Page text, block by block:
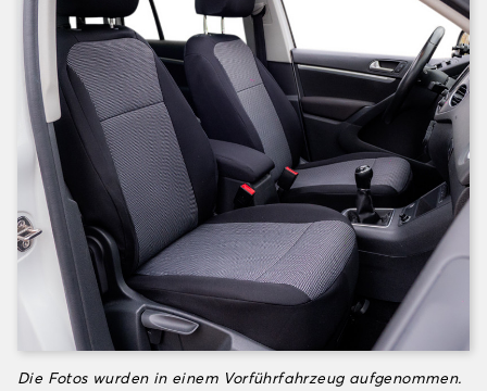
Die Fotos wurden in einem Vorführfahrzeug aufgenommen.